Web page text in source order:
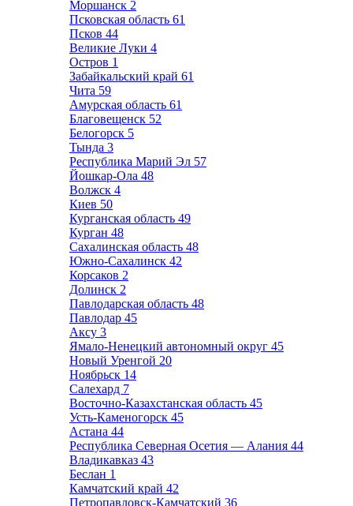
Моршанск 2
Псковская область 61
Псков 44
Великие Луки 4
Остров 1
Забайкальский край 61
Чита 59
Амурская область 61
Благовещенск 52
Белогорск 5
Тында 3
Республика Марий Эл 57
Йошкар-Ола 48
Волжск 4
Киев 50
Курганская область 49
Курган 48
Сахалинская область 48
Южно-Сахалинск 42
Корсаков 2
Долинск 2
Павлодарская область 48
Павлодар 45
Аксу 3
Ямало-Ненецкий автономный округ 45
Новый Уренгой 20
Ноябрьск 14
Салехард 7
Восточно-Казахстанская область 45
Усть-Каменогорск 45
Астана 44
Республика Северная Осетия — Алания 44
Владикавказ 43
Беслан 1
Камчатский край 42
Петропавловск-Камчатский 36